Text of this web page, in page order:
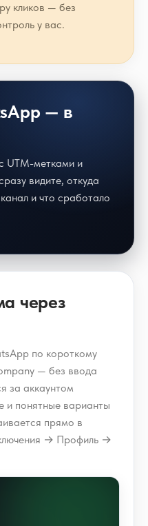
кликов — без
у вас.
— в
UTM-метками и
видите, откуда
и что сработало
через
по короткому
— без ввода
за аккаунтом
и понятные варианты
прямо в
→ Профиль →